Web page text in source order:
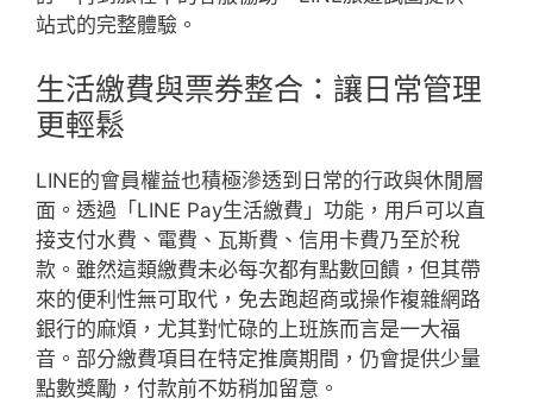
站式的完整體驗。
生活繳費與票券整合：讓日常管理
更輕鬆
LINE的會員權益也積極滲透到日常的行政與休閒層
面。透過「LINE Pay生活繳費」功能，用戶可以直
接支付水費、電費、瓦斯費、信用卡費乃至於稅
款。雖然這類繳費未必每次都有點數回饋，但其帶
來的便利性無可取代，免去跑超商或操作複雜網路
銀行的麻煩，尤其對忙碌的上班族而言是一大福
音。部分繳費項目在特定推廣期間，仍會提供少量
點數獎勵，付款前不妨稍加留意。